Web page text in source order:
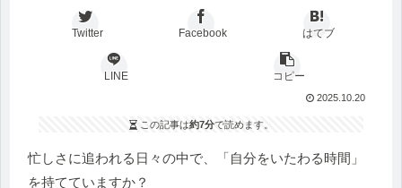
Twitter Facebook はてブ
LINE コピー
2025.10.20
この記事は約7分で読めます。
忙しさに追われる日々の中で、「自分をいたわる時間」
を持てていますか？